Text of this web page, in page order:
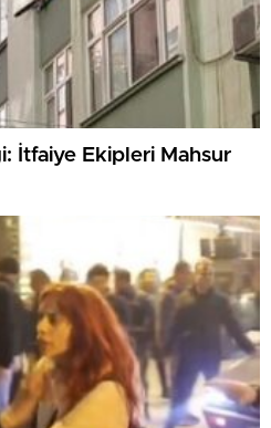
İtfaiye Ekipleri Mahsur